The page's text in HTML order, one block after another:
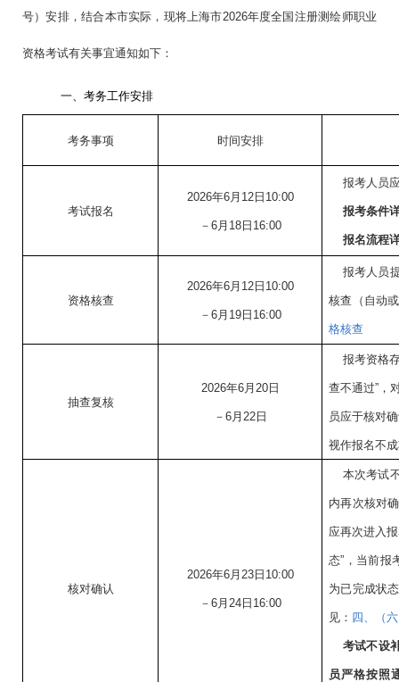
号）安排，结合本市实际，现将上海市2026年度全国注册测绘师职业
资格考试有关事宜通知如下：
一、考务工作安排
考务事项 时间安排
考试报名
2026年6月12日10:00
－6月18日16:00
报考人员
报考条件
报名流程
资格核查
2026年6月12日10:00
－6月19日16:00
报考人员
核查（自动
格核查
抽查复核
2026年6月20日
－6月22日
报考资格
查不通过”，
员应于核对
视作报名不
核对确认
2026年6月23日10:00
－6月24日16:00
本次考试
内再次核对
应再次进入
态”，当前报
为已完成状
见： 四、（
考试不设
员严格按照